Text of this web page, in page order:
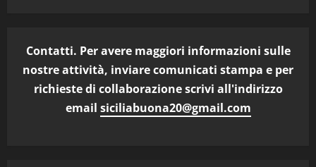
Contatti. Per avere maggiori informazioni sulle
nostre attività, inviare comunicati stampa e per
richieste di collaborazione scrivi all'indirizzo
email siciliabuona20@gmail.com